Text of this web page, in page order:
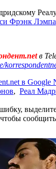
Фрэнк
в
в Google
, Реал